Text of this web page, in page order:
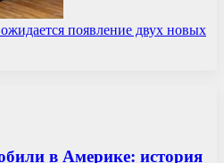
появление двух новых
в Америке: история